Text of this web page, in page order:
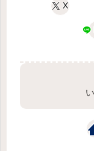
X